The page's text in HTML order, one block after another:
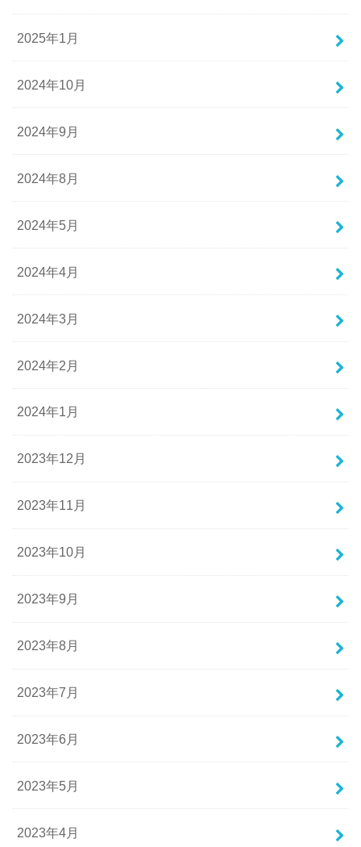
2025年1月
2024年10月
2024年9月
2024年8月
2024年5月
2024年4月
2024年3月
2024年2月
2024年1月
2023年12月
2023年11月
2023年10月
2023年9月
2023年8月
2023年7月
2023年6月
2023年5月
2023年4月